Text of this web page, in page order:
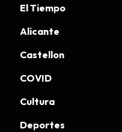
El Tiempo
Alicante
Castellon
COVID
Cultura
Deportes